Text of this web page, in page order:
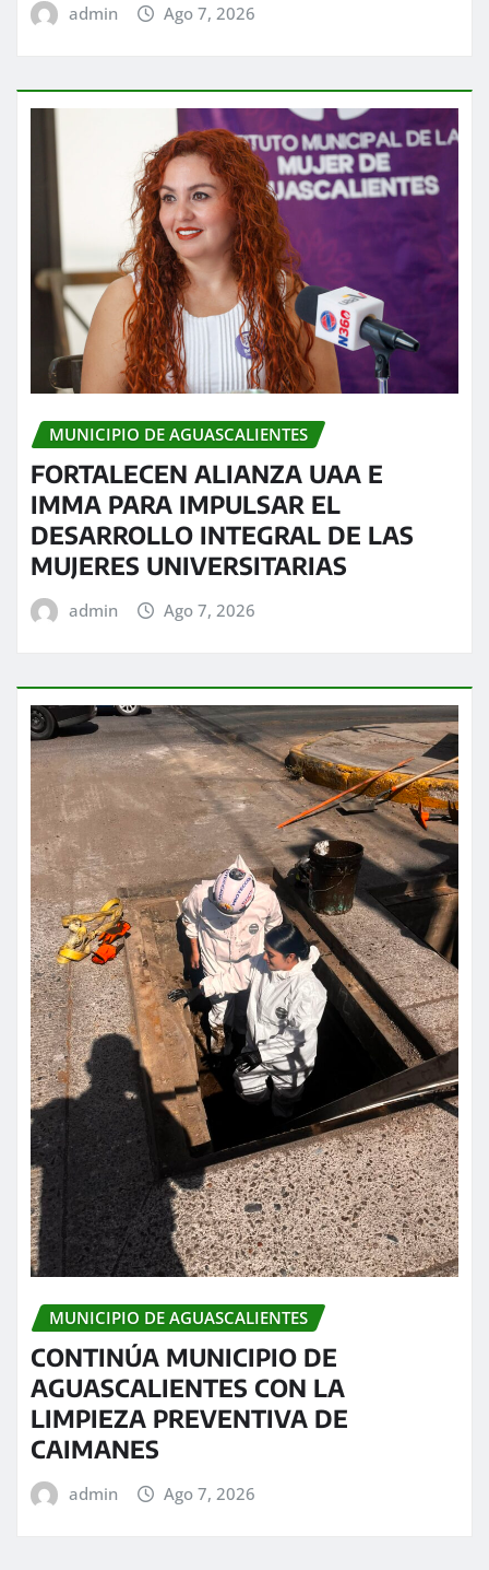
admin Ago 7, 2026
MUNICIPIO DE AGUASCALIENTES
FORTALECEN ALIANZA UAA E
IMMA PARA IMPULSAR EL
DESARROLLO INTEGRAL DE LAS
MUJERES UNIVERSITARIAS
admin Ago 7, 2026
MUNICIPIO DE AGUASCALIENTES
CONTINÚA MUNICIPIO DE
AGUASCALIENTES CON LA
LIMPIEZA PREVENTIVA DE
CAIMANES
admin Ago 7, 2026